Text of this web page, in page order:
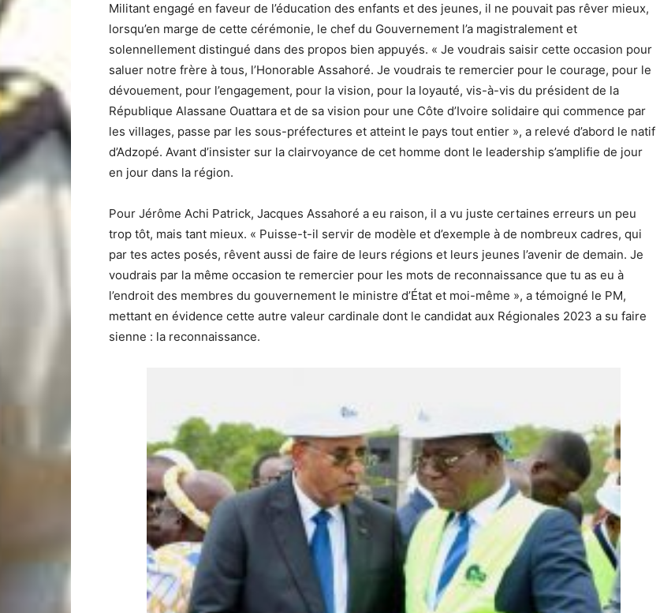
Militant engagé en faveur de l’éducation des enfants et des jeunes, il ne pouvait pas rêver mieux,
lorsqu’en marge de cette cérémonie, le chef du Gouvernement l’a magistralement et
solennellement distingué dans des propos bien appuyés. « Je voudrais saisir cette occasion pour
saluer notre frère à tous, l’Honorable Assahoré. Je voudrais te remercier pour le courage, pour le
dévouement, pour l’engagement, pour la vision, pour la loyauté, vis-à-vis du président de la
République Alassane Ouattara et de sa vision pour une Côte d’Ivoire solidaire qui commence par
les villages, passe par les sous-préfectures et atteint le pays tout entier », a relevé d’abord le natif
d’Adzopé. Avant d’insister sur la clairvoyance de cet homme dont le leadership s’amplifie de jour
en jour dans la région.
Pour Jérôme Achi Patrick, Jacques Assahoré a eu raison, il a vu juste certaines erreurs un peu
trop tôt, mais tant mieux. « Puisse-t-il servir de modèle et d’exemple à de nombreux cadres, qui
par tes actes posés, rêvent aussi de faire de leurs régions et leurs jeunes l’avenir de demain. Je
voudrais par la même occasion te remercier pour les mots de reconnaissance que tu as eu à
l’endroit des membres du gouvernement le ministre d’État et moi-même », a témoigné le PM,
mettant en évidence cette autre valeur cardinale dont le candidat aux Régionales 2023 a su faire
sienne : la reconnaissance.